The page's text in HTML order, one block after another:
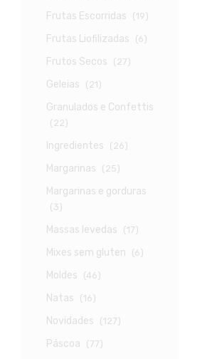
Frutas Escorridas (19)
Frutas Liofilizadas (6)
Frutos Secos (27)
Geleias (21)
Granulados e Confettis
(22)
Ingredientes (26)
Margarinas (25)
Margarinas e gorduras
(3)
Massas levedas (17)
Mixes sem gluten (6)
Moldes (46)
Natas (16)
Novidades (127)
Páscoa (77)